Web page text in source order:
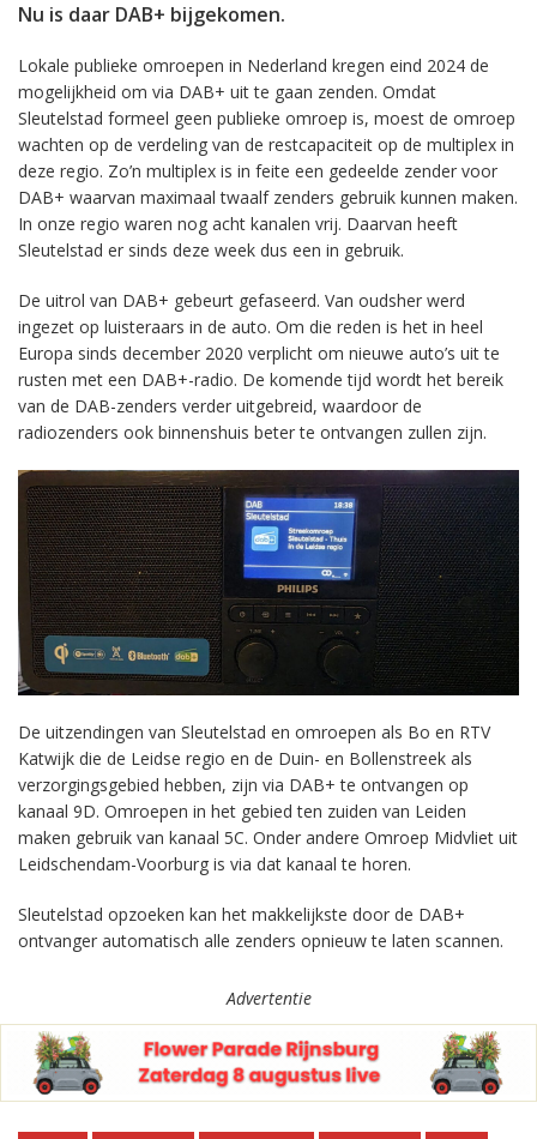
Nu is daar DAB+ bijgekomen.
Lokale publieke omroepen in Nederland kregen eind 2024 de
mogelijkheid om via DAB+ uit te gaan zenden. Omdat
Sleutelstad formeel geen publieke omroep is, moest de omroep
wachten op de verdeling van de restcapaciteit op de multiplex in
deze regio. Zo’n multiplex is in feite een gedeelde zender voor
DAB+ waarvan maximaal twaalf zenders gebruik kunnen maken.
In onze regio waren nog acht kanalen vrij. Daarvan heeft
Sleutelstad er sinds deze week dus een in gebruik.
De uitrol van DAB+ gebeurt gefaseerd. Van oudsher werd
ingezet op luisteraars in de auto. Om die reden is het in heel
Europa sinds december 2020 verplicht om nieuwe auto’s uit te
rusten met een DAB+-radio. De komende tijd wordt het bereik
van de DAB-zenders verder uitgebreid, waardoor de
radiozenders ook binnenshuis beter te ontvangen zullen zijn.
De uitzendingen van Sleutelstad en omroepen als Bo en RTV
Katwijk die de Leidse regio en de Duin- en Bollenstreek als
verzorgingsgebied hebben, zijn via DAB+ te ontvangen op
kanaal 9D. Omroepen in het gebied ten zuiden van Leiden
maken gebruik van kanaal 5C. Onder andere Omroep Midvliet uit
Leidschendam-Voorburg is via dat kanaal te horen.
Sleutelstad opzoeken kan het makkelijkste door de DAB+
ontvanger automatisch alle zenders opnieuw te laten scannen.
Advertentie